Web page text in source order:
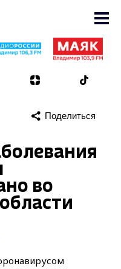
Поделиться
во